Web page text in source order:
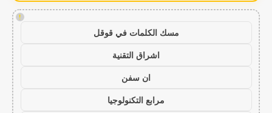
!
مسك الكلمات في قوقل
اشراق التقنية
ان سفن
مرابع التكنولوجيا